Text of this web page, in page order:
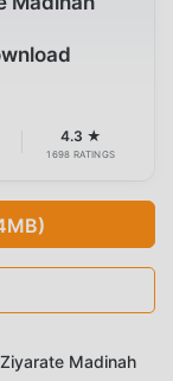
4.3 ★
1698 RATINGS
Madinah